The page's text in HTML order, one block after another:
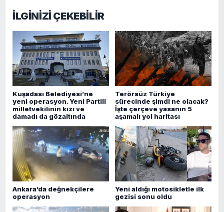
İLGİNİZİ ÇEKEBİLİR
Kuşadası Belediyesi’ne
yeni operasyon. Yeni Partili
milletvekilinin kızı ve
damadı da gözaltında
Terörsüz Türkiye
sürecinde şimdi ne olacak?
İşte çerçeve yasanın 5
aşamalı yol haritası
Ankara’da değnekçilere
operasyon
Yeni aldığı motosikletle ilk
gezisi sonu oldu